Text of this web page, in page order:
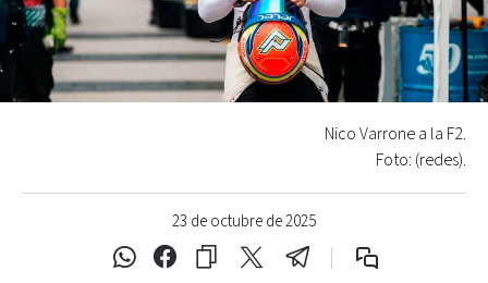
23 de octubre de 2025
Nico Varrone a la F2.
Foto: (redes).